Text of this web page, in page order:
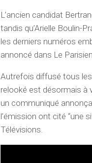
L’ancien candidat
tandis qu’Arielle Boulin-
les derniers numéros
annoncé dans Le
Autrefois diffusé tous
relooké est désormais à
un communiqué
l’émission ont cité “une
Télévisions.